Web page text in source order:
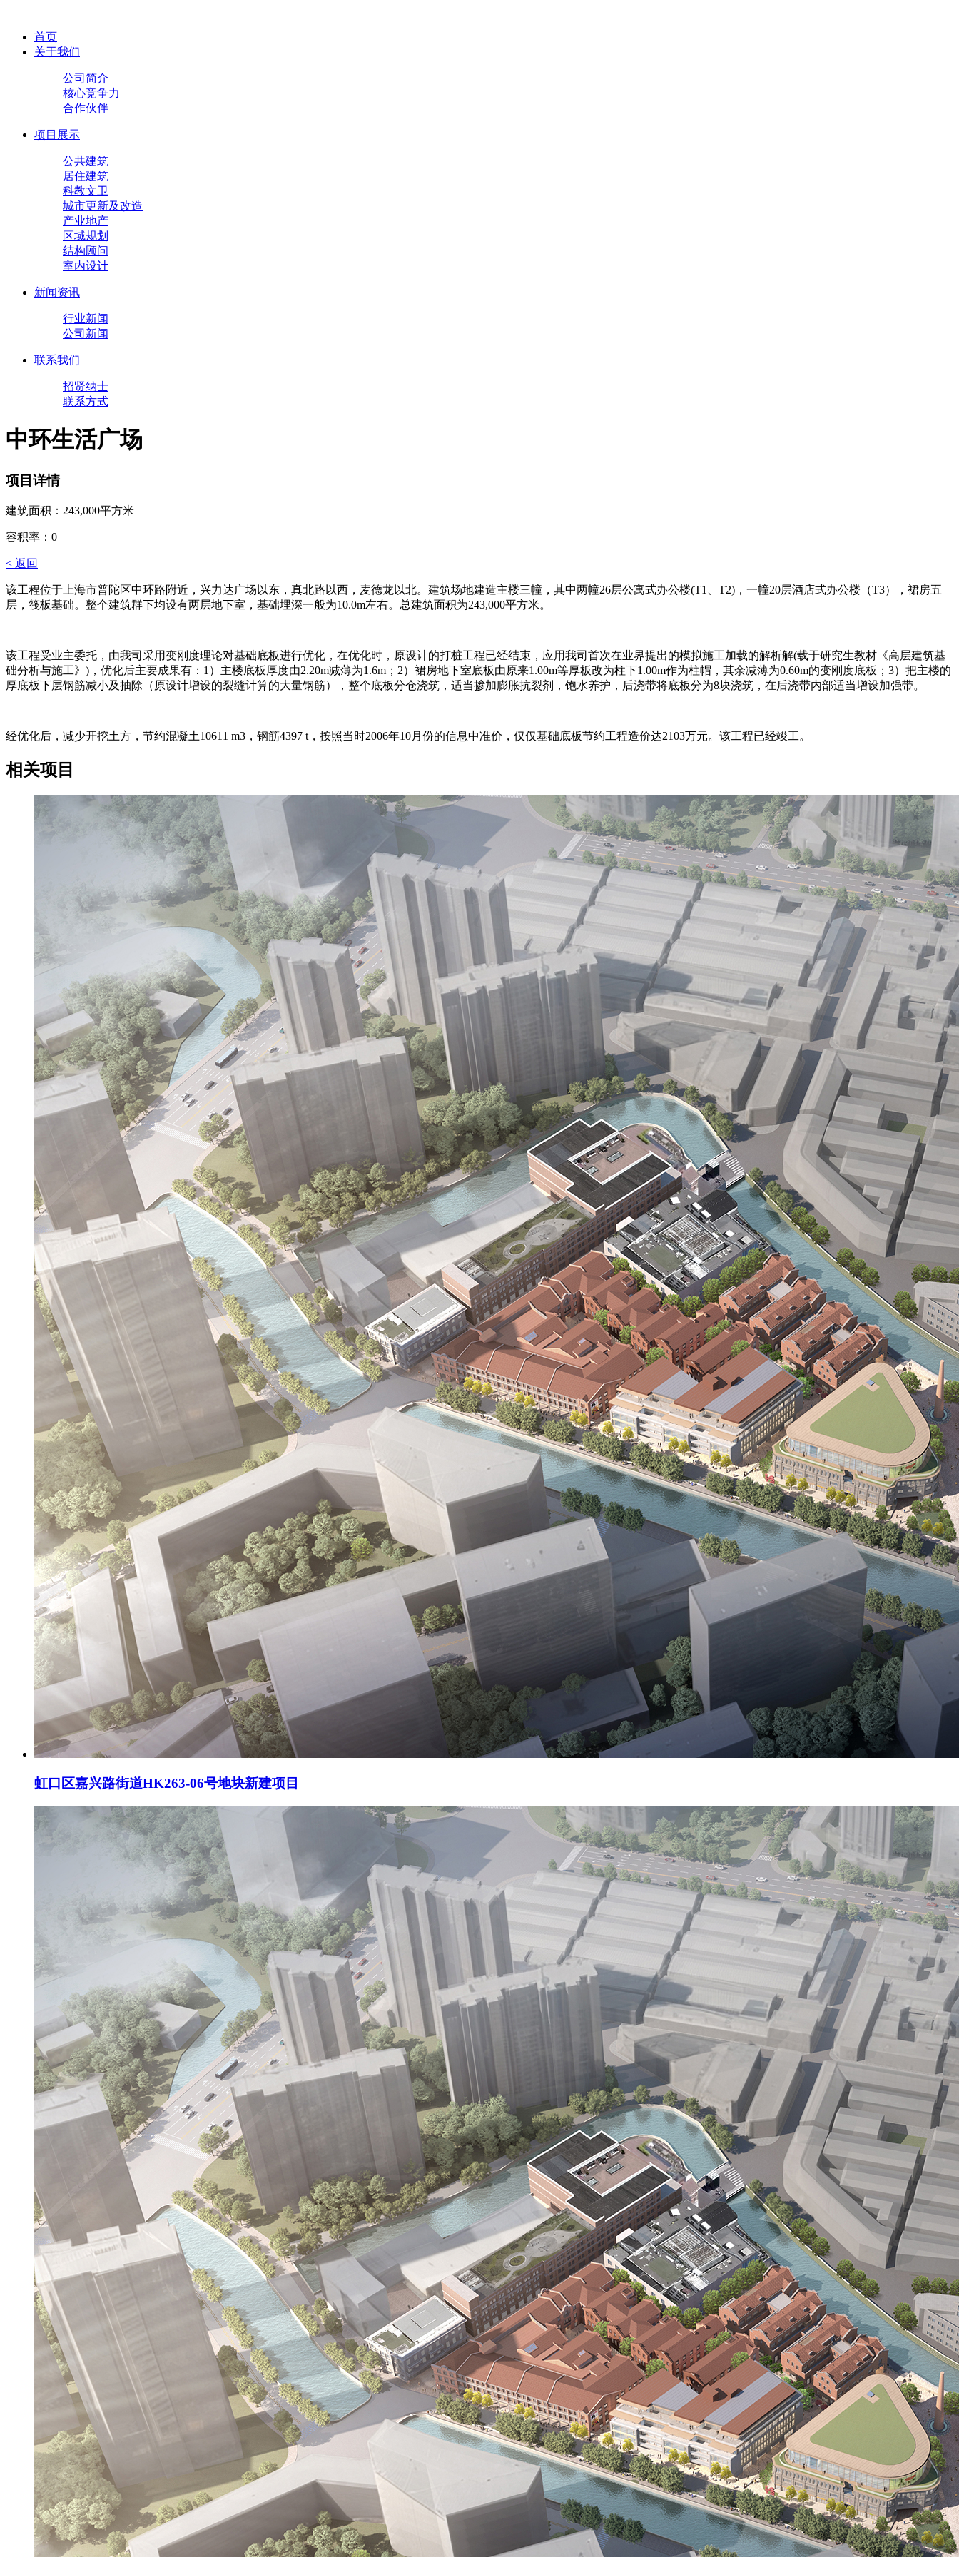
首页
关于我们
公司简介
核心竞争力
合作伙伴
项目展示
公共建筑
居住建筑
科教文卫
城市更新及改造
产业地产
区域规划
结构顾问
室内设计
新闻资讯
行业新闻
公司新闻
联系我们
招贤纳士
联系方式
中环生活广场
项目详情
建筑面积：243,000平方米
容积率：0
< 返回
该工程位于上海市普陀区中环路附近，兴力达广场以东，真北路以西，麦德龙以北。建筑场地建造主楼三幢，其中两幢26层公寓式办公楼(T1、T2)，一幢20层酒店式办公楼（T3），裙房五
层，筏板基础。整个建筑群下均设有两层地下室，基础埋深一般为10.0m左右。总建筑面积为243,000平方米。
该工程受业主委托，由我司采用变刚度理论对基础底板进行优化，在优化时，原设计的打桩工程已经结束，应用我司首次在业界提出的模拟施工加载的解析解(载于研究生教材《高层建筑基
础分析与施工》)，优化后主要成果有：1）主楼底板厚度由2.20m减薄为1.6m；2）裙房地下室底板由原来1.00m等厚板改为柱下1.00m作为柱帽，其余减薄为0.60m的变刚度底板；3）把主楼的
厚底板下层钢筋减小及抽除（原设计增设的裂缝计算的大量钢筋），整个底板分仓浇筑，适当掺加膨胀抗裂剂，饱水养护，后浇带将底板分为8块浇筑，在后浇带内部适当增设加强带。
经优化后，减少开挖土方，节约混凝土10611 m3，钢筋4397 t，按照当时2006年10月份的信息中准价，仅仅基础底板节约工程造价达2103万元。该工程已经竣工。
相关项目
虹口区嘉兴路街道HK263-06号地块新建项目